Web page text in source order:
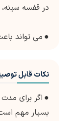
در قفسه
● می تواند
نکات قابل
● اگر برای
بسیار مهم